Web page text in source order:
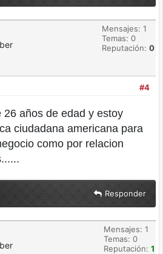
Mensajes: 1
Temas: 0
Reputación: 0
#4
26 años de edad y estoy
ciudadana americana para
como por relacion
Responder
Mensajes: 1
Temas: 0
Reputación: 1